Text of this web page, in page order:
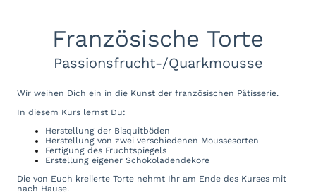
Französische Torte
Passionsfrucht-/Quarkmousse
Wir weihen Dich ein in die Kunst der französischen Pâtisserie.
In diesem Kurs lernst Du:
Herstellung der Bisquitböden
Herstellung von zwei verschiedenen Moussesorten
Fertigung des Fruchtspiegels
Erstellung eigener Schokoladendekore
Die von Euch kreiierte Torte nehmt Ihr am Ende des Kurses mit
nach Hause.